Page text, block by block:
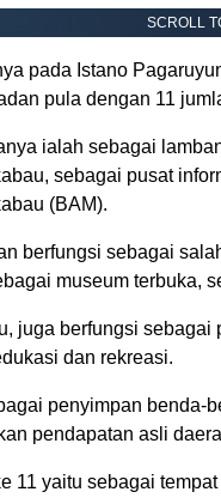
SCROLL
pada Istano
pula dengan 11
ialah sebagai
sebagai pusat
(BAM).
berfungsi sebagai
museum terbuka,
juga berfungsi sebagai
dan rekreasi.
penyimpan benda-
pendapatan asli
11 yaitu sebagai